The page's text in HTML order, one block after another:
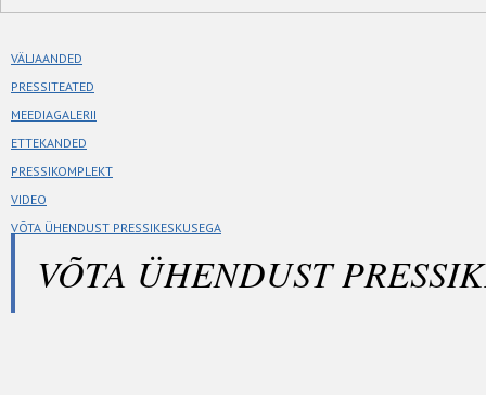
VÄLJAANDED
PRESSITEATED
MEEDIAGALERII
ETTEKANDED
PRESSIKOMPLEKT
VIDEO
VÕTA ÜHENDUST PRESSIKESKUSEGA
VÕTA ÜHENDUST